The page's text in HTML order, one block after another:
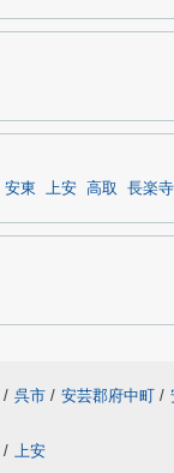
安東 上安 高取 長楽寺
/ 呉市 / 安芸郡府中町 /
/ 上安